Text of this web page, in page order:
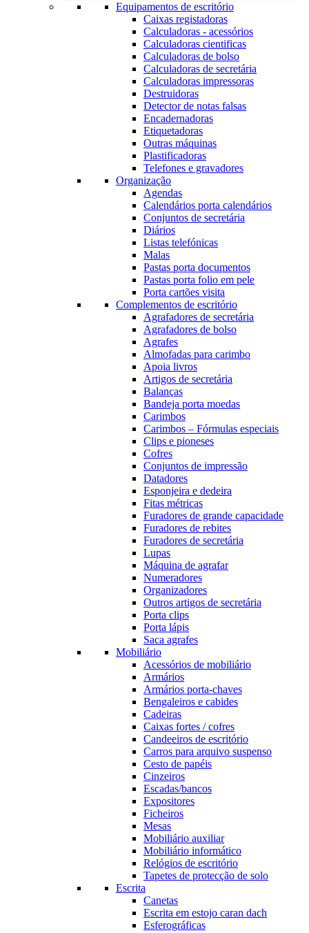
Equipamentos de escritório
Caixas registadoras
Calculadoras - acessórios
Calculadoras cientificas
Calculadoras de bolso
Calculadoras de secretária
Calculadoras impressoras
Destruidoras
Detector de notas falsas
Encadernadoras
Etiquetadoras
Outras máquinas
Plastificadoras
Telefones e gravadores
Organização
Agendas
Calendários porta calendários
Conjuntos de secretária
Diários
Listas telefónicas
Malas
Pastas porta documentos
Pastas porta folio em pele
Porta cartões visita
Complementos de escritório
Agrafadores de secretária
Agrafadores de bolso
Agrafes
Almofadas para carimbo
Apoia livros
Artigos de secretária
Balanças
Bandeja porta moedas
Carimbos
Carimbos – Fórmulas especiais
Clips e pioneses
Cofres
Conjuntos de impressão
Datadores
Esponjeira e dedeira
Fitas métricas
Furadores de grande capacidade
Furadores de rebites
Furadores de secretária
Lupas
Máquina de agrafar
Numeradores
Organizadores
Outros artigos de secretária
Porta clips
Porta lápis
Saca agrafes
Mobiliário
Acessórios de mobiliário
Armários
Armários porta-chaves
Bengaleiros e cabides
Cadeiras
Caixas fortes / cofres
Candeeiros de escritório
Carros para arquivo suspenso
Cesto de papéis
Cinzeiros
Escadas/bancos
Expositores
Ficheiros
Mesas
Mobiliário auxiliar
Mobiliário informático
Relógios de escritório
Tapetes de protecção de solo
Escrita
Canetas
Escrita em estojo caran dach
Esferográficas